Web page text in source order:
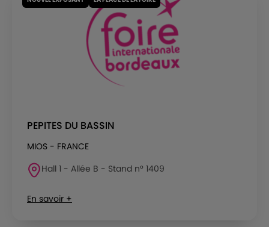
PEPITES DU BASSIN
MIOS - FRANCE
Hall 1 - Allée B - Stand n° 1409
En savoir +